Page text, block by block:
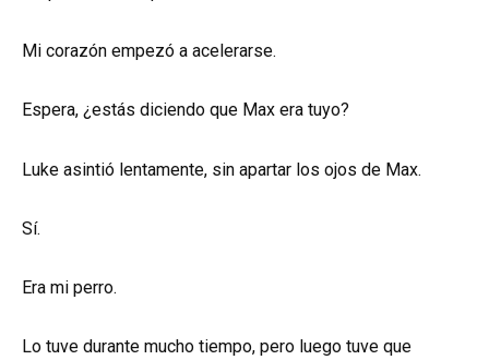
Mi corazón empezó a acelerarse.
Espera, ¿estás diciendo que Max era tuyo?
Luke asintió lentamente, sin apartar los ojos de Max.
Sí.
Era mi perro.
Lo tuve durante mucho tiempo, pero luego tuve que